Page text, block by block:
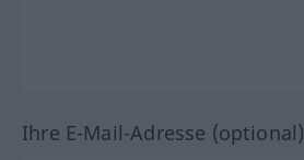
Ihre E-Mail-Adresse (optional)